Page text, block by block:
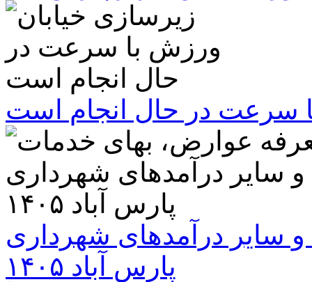
سرعت در حال انجام است
سایر درآمدهای شهرداری
پارس آباد ۱۴۰۵